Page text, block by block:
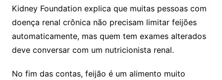
Kidney Foundation explica que muitas pessoas com
doença renal crônica não precisam limitar feijões
automaticamente, mas quem tem exames alterados
deve conversar com um nutricionista renal.
No fim das contas, feijão é um alimento muito